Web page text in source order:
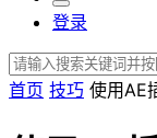
登录
首页 技巧 使用AE